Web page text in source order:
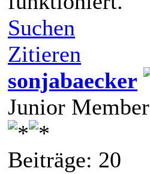
Suchen
Zitieren
sonjabaecker
Junior Member
Beiträge: 20